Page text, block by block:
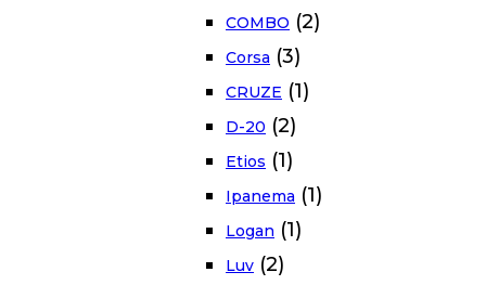
COMBO (2)
Corsa (3)
CRUZE (1)
D-20 (2)
Etios (1)
Ipanema (1)
Logan (1)
Luv (2)